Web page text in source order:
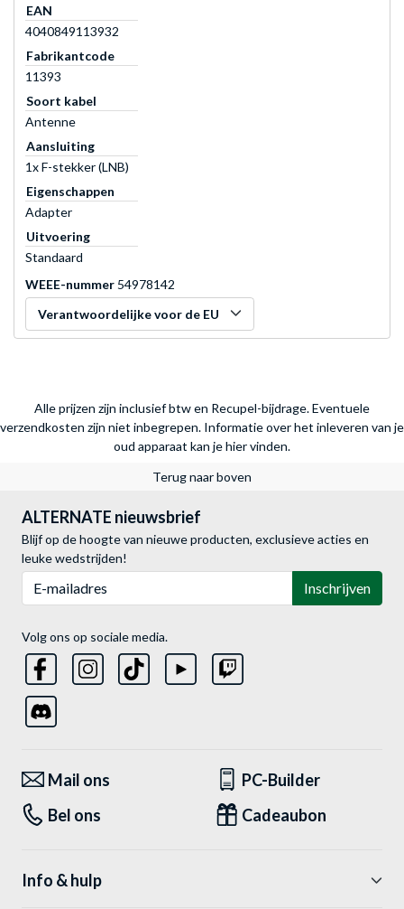
EAN
4040849113932
Fabrikantcode
11393
Soort kabel
Antenne
Aansluiting
1x F-stekker (LNB)
Eigenschappen
Adapter
Uitvoering
Standaard
WEEE-nummer 54978142
Verantwoordelijke voor de EU
Alle prijzen zijn inclusief btw en Recupel-bijdrage. Eventuele
verzendkosten zijn niet inbegrepen. Informatie over het inleveren van je
oud apparaat kan je hier vinden.
Terug naar boven
ALTERNATE nieuwsbrief
Blijf op de hoogte van nieuwe producten, exclusieve acties en
leuke wedstrijden!
Inschrijven
Volg ons op sociale media.
Mail ons
PC-Builder
Bel ons
Cadeaubon
Info & hulp